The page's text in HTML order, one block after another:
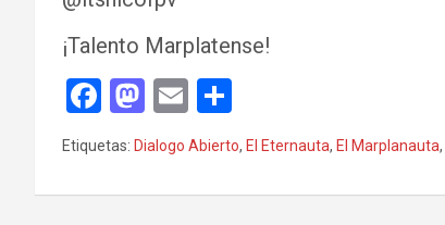
¡Talento Marplatense!
F
a
ce
b
M
a
st
o
E
m
ail
o
m
p
Etiquetas: Dialogo Abierto, El Eternauta, El Marplanauta,